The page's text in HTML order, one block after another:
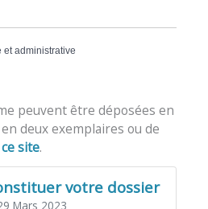
et administrative
peuvent être déposées en
deux exemplaires ou de
ce site.
votre dossier
Mars 2023